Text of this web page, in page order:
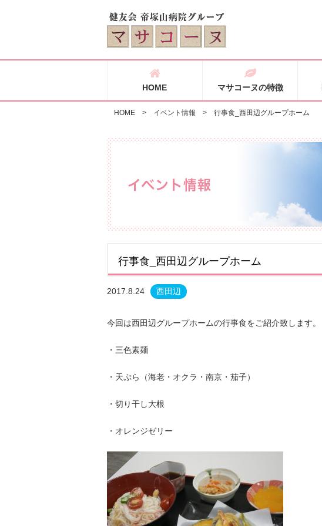
HOME マサコーヌの特徴
HOME > イベント情報 > 行事食_西田辺グループホーム
行事食_西田辺グループホーム
2017.8.24 西田辺
今回は西田辺グループホームの行事食をご紹介致します。
・三色素麺
・天ぷら（海老・オクラ・南京・茄子）
・切り干し大根
・オレンジゼリー